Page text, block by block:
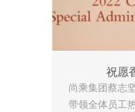
祝愿
尚乘集团蔡志
带领全体员工